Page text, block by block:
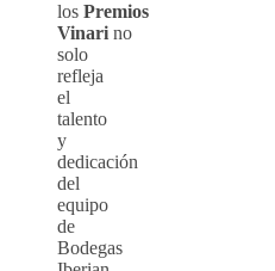
los Premios
Vinari no
solo
refleja
el
talento
y
dedicación
del
equipo
de
Bodegas